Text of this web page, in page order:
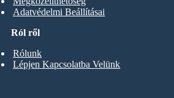
Ról ről
Rólunk
Lépjen Kapcsolatba Velünk
Adatvédelmi Beállításai